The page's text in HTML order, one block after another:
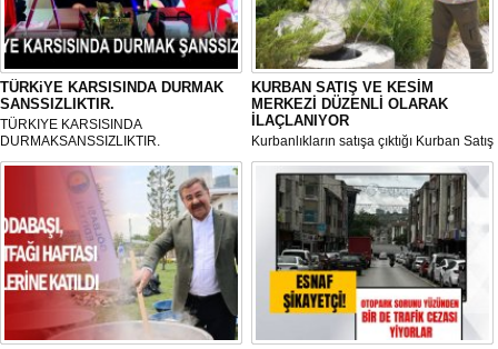
TÜRKiYE KARSISINDA DURMAK
SANSSIZLIKTIR.
TÜRKIYE KARSISINDA
DURMAKSANSSIZLIKTIR.
KURBAN SATIŞ VE KESİM
MERKEZİ DÜZENLİ OLARAK
İLAÇLANIYOR
Kurbanlıkların satışa çıktığı Kurban Satış
ve Kesim Merkezi, haşere ve
mikropların önüne geçilmesi amacıyla
her gün Gölbaşı Belediyesi ekipleri
tarafından düzenli olarak ilaçlanıyor.